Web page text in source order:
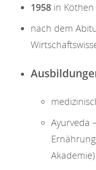
1958 in
nach dem
Ayurveda
Akademie)